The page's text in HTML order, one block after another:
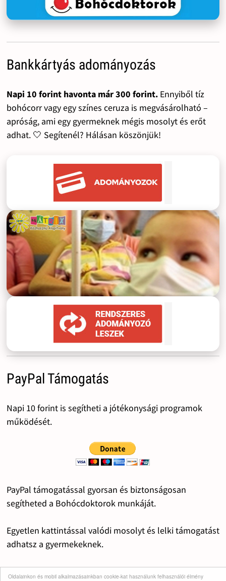
Oldalainkon és mobil alkalmazásainkban cookie-kat használunk felhasználói élmény
Bankkártyás adományozás
Napi 10 forint havonta már 300 forint.Ennyiből tíz
bohócorr vagy egy színes ceruza is megvásárolható –
apróság, ami egy gyermeknek mégis mosolyt és erőt
adhat. 🤍 Segítenél? Hálásan köszönjük!
PayPal Támogatás
Napi 10 forint is segítheti a jótékonysági programok
működését.
PayPal támogatással gyorsan és biztonságosan
segítheted a Bohócdoktorok munkáját.
Egyetlen kattintással valódi mosolyt és lelki támogatást
adhatsz a gyermekeknek.
Alkalmilag vagy rendszerességgel segítheted Te is a